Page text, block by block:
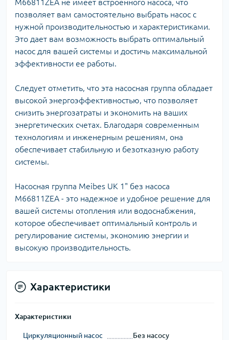
M66811ZEA не имеет встроенного насоса, что
позволяет вам самостоятельно выбрать насос с
нужной производительностью и характеристиками.
Это дает вам возможность выбрать оптимальный
насос для вашей системы и достичь максимальной
эффективности ее работы.
Следует отметить, что эта насосная группа обладает
высокой энергоэффективностью, что позволяет
снизить энергозатраты и экономить на ваших
энергетических счетах. Благодаря современным
технологиям и инженерным решениям, она
обеспечивает стабильную и безотказную работу
системы.
Насосная группа Meibes UK 1" без насоса
M66811ZEA - это надежное и удобное решение для
вашей системы отопления или водоснабжения,
которое обеспечивает оптимальный контроль и
регулирование системы, экономию энергии и
высокую производительность.
Характеристики
Характеристики
Циркуляционный насос Без насосу